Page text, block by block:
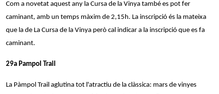
Com a novetat aquest any la Cursa de la Vinya també es pot fer
caminant, amb un temps màxim de 2,15h. La inscripció és la mateixa
que la de La Cursa de la Vinya però cal indicar a la inscripció que es fa
caminant.
29a Pampol Trail
La Pàmpol Trail aglutina tot l'atractiu de la clàssica: mars de vinyes